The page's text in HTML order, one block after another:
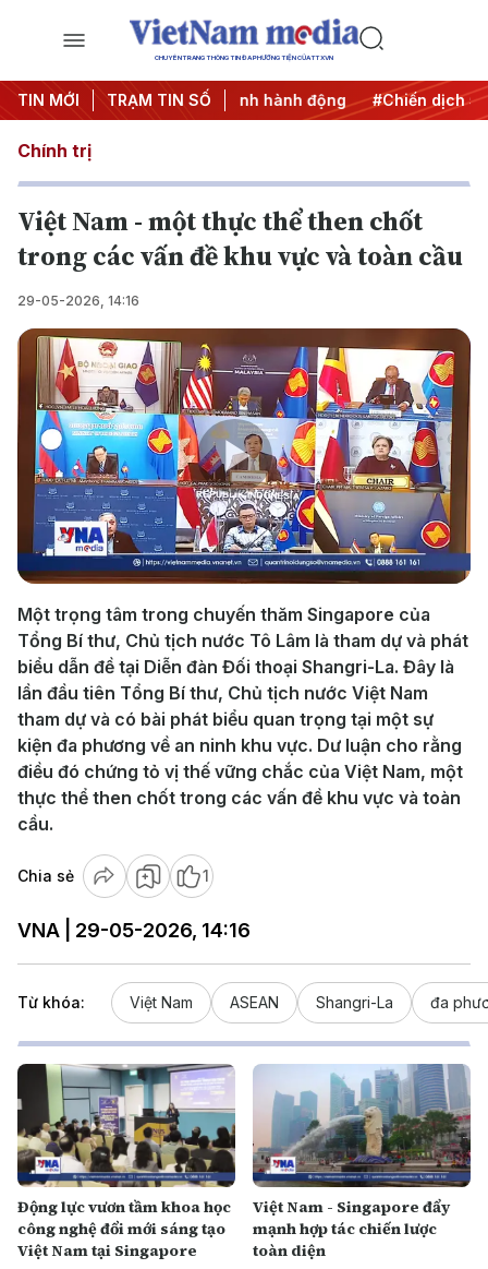
CHUYÊN TRANG THÔNG TIN ĐA PHƯƠNG TIỆN CỦA TTXVN
TIN MỚI TRẠM TIN SỐ
#Đưa Nghị quyết thành hành động #Chiến dịch 500
Chính trị
Việt Nam - một thực thể then chốt
trong các vấn đề khu vực và toàn cầu
29-05-2026, 14:16
Play
Video
Một trọng tâm trong chuyến thăm Singapore của
Tổng Bí thư, Chủ tịch nước Tô Lâm là tham dự và phát
biểu dẫn đề tại Diễn đàn Đối thoại Shangri-La. Đây là
lần đầu tiên Tổng Bí thư, Chủ tịch nước Việt Nam
tham dự và có bài phát biểu quan trọng tại một sự
kiện đa phương về an ninh khu vực. Dư luận cho rằng
điều đó chứng tỏ vị thế vững chắc của Việt Nam, một
thực thể then chốt trong các vấn đề khu vực và toàn
cầu.
Chia sẻ 1
VNA | 29-05-2026, 14:16
Từ khóa: Việt Nam ASEAN Shangri-La đa
Động lực vươn tầm khoa học
công nghệ đổi mới sáng tạo
Việt Nam tại Singapore
Việt Nam - Singapore đẩy
mạnh hợp tác chiến lược
toàn diện